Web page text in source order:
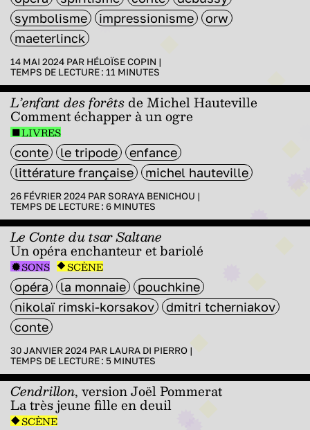
symbolisme
impressionisme
orw
maeterlinck
14 MAI 2024 PAR HÉLOÏSE COPIN |
TEMPS DE LECTURE : 11 MINUTES
L’enfant des forêtsde Michel Hauteville
Comment échapper à un ogre
LIVRES
conte le tripode
enfance
littérature française
michel hauteville
26 FÉVRIER 2024 PAR SORAYA BENICHOU |
TEMPS DE LECTURE : 6 MINUTES
Le Conte du tsar Saltane
Un opéra enchanteur et bariolé
SONS SCÈNE
opéra la monnaie
pouchkine
nikolaï rimski-korsakov
dmitri tcherniakov
conte
30 JANVIER 2024 PAR LAURA DI PIERRO |
TEMPS DE LECTURE : 5 MINUTES
Cendrillon, version Joël Pommerat
La très jeune fille en deuil
SCÈNE